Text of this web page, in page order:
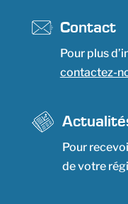
Contact
Pour plus
contactez-
Pour
de votre